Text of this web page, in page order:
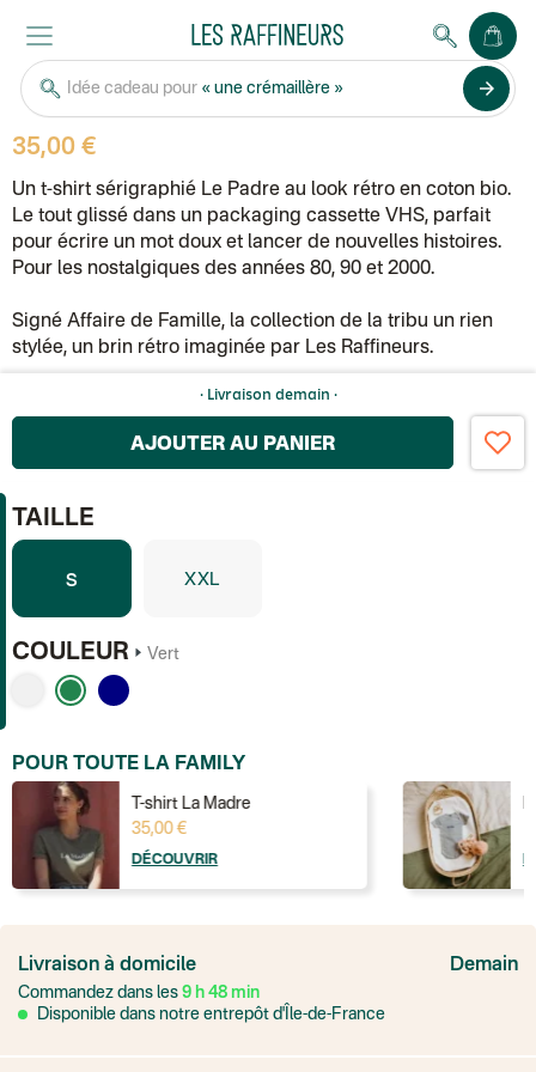
arrow_forward
Affaire de famille (par Les Raffineurs)
T-shirt Le Padre
4.8/5·85avis
35,00 €
Un t-shirt sérigraphié Le Padre au look rétro en coton bio.
Le tout glissé dans un packaging cassette VHS, parfait
pour écrire un mot doux et lancer de nouvelles histoires.
Pour les nostalgiques des années 80, 90 et 2000.
Signé Affaire de Famille, la collection de la tribu un rien
stylée, un brin rétro imaginée par Les Raffineurs.
TAILLE
S XXL
COULEUR Vert
· Livraison demain ·
AJOUTER AU PANIER
POUR TOUTE LA FAMILY
T-shirt La Madre
35,00 €
DÉCOUVRIR
Colissimo suivi
Point relais rapide
Transport Express
Lettre prioritaire
Livraison à domicile Demain
Commandez dans les 9 h 48 min
Disponible dans notre entrepôt d'Île-de-France